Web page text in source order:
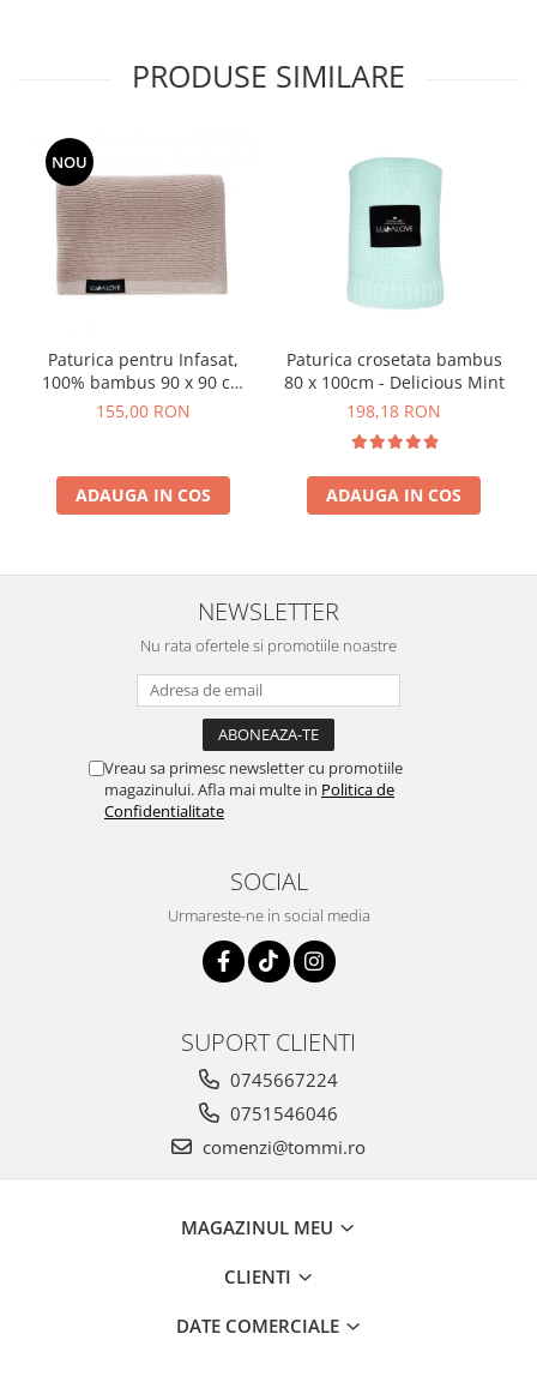
PRODUSE SIMILARE
NOU
Paturica pentru Infasat,
100% bambus 90 x 90 cm
Caramel
155,00 RON
ADAUGA IN COS
Paturica crosetata bambus
80 x 100cm - Delicious Mint
198,18 RON
ADAUGA IN COS
NEWSLETTER
Nu rata ofertele si promotiile noastre
Vreau sa primesc newsletter cu promotiile
magazinului. Afla mai multe in Politica de
Confidentialitate
SOCIAL
Urmareste-ne in social media
SUPORT CLIENTI
0745667224
0751546046
comenzi@tommi.ro
MAGAZINUL MEU
CLIENTI
DATE COMERCIALE